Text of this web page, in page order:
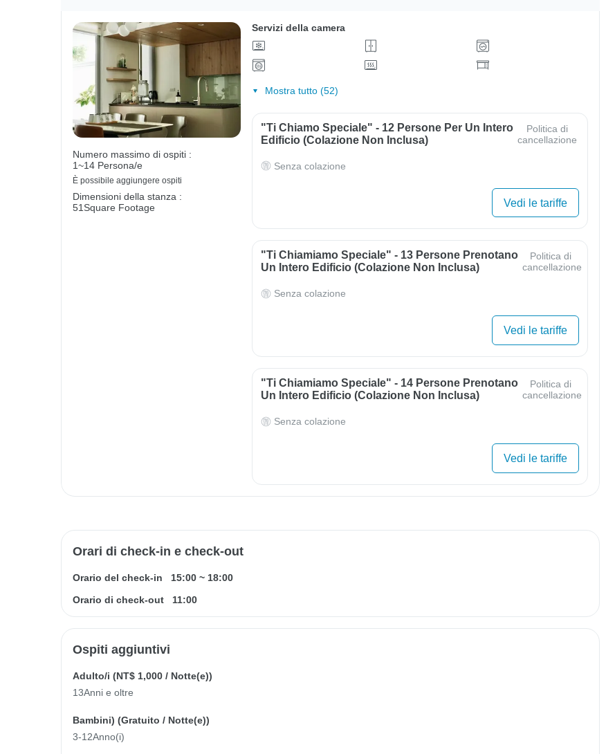
Numero massimo di ospiti :
1~14 Persona/e
È possibile aggiungere ospiti
Dimensioni della stanza :
51Square Footage
Servizi della camera
Mostra tutto (52)
"Ti Chiamo Speciale" - 12 Persone Per Un Intero
Edificio (colazione Non Inclusa)
Politica di
cancellazione
Senza colazione
Vedi le tariffe
"Ti Chiamiamo Speciale" - 13 Persone Prenotano
Un Intero Edificio (colazione Non Inclusa)
Politica di
cancellazione
Senza colazione
Vedi le tariffe
"Ti Chiamiamo Speciale" - 14 Persone Prenotano
Un Intero Edificio (colazione Non Inclusa)
Politica di
cancellazione
Senza colazione
Vedi le tariffe
Orari di check-in e check-out
Orario del check-in 15:00 ~ 18:00
Orario di check-out
11:00
Ospiti aggiuntivi
Adulto/i (NT$ 1,000 / Notte(e))
13Anni e oltre
Bambini) (Gratuito / Notte(e))
3-12Anno(i)